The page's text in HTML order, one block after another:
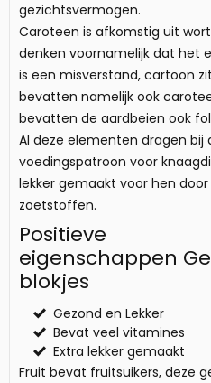
gezichtsvermogen.
Caroteen is afkomstig uit
denken voornamelijk dat het
is een misverstand, cartoon
bevatten namelijk ook
bevatten de aardbeien ook
Al deze elementen dragen bij
voedingspatroon voor
lekker gemaakt voor hen
zoetstoffen.
Positieve
eigenschappen
blokjes
Gezond en Lekker
Bevat veel vitamines
Extra lekker gemaakt
Fruit bevat fruitsuikers, deze